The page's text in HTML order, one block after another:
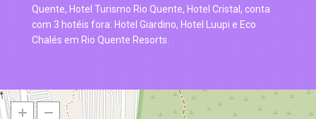
Quente, Hotel Turismo Rio Quente, Hotel Cristal, conta
com 3 hotéis fora: Hotel Giardino, Hotel Luupi e Eco
Chalés em Rio Quente Resorts.